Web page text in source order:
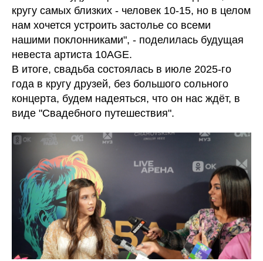
кругу самых близких - человек 10-15, но в целом
нам хочется устроить застолье со всеми
нашими поклонниками", - поделилась будущая
невеста артиста 10AGE.
В итоге, свадьба состоялась в июле 2025-го
года в кругу друзей, без большого сольного
концерта, будем надеяться, что он нас ждёт, в
виде "Свадебного путешествия".